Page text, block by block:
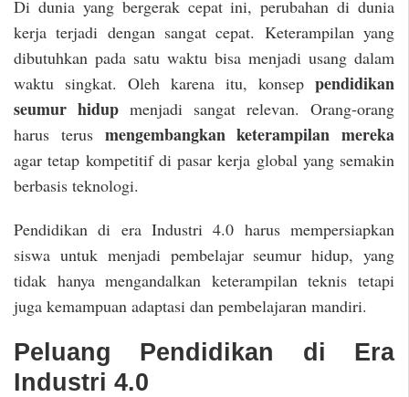
Di dunia yang bergerak cepat ini, perubahan di dunia
kerja terjadi dengan sangat cepat. Keterampilan yang
dibutuhkan pada satu waktu bisa menjadi usang dalam
waktu singkat. Oleh karena itu, konsep pendidikan
seumur hidup menjadi sangat relevan. Orang-orang
harus terus mengembangkan keterampilan mereka
agar tetap kompetitif di pasar kerja global yang semakin
berbasis teknologi.
Pendidikan di era Industri 4.0 harus mempersiapkan
siswa untuk menjadi pembelajar seumur hidup, yang
tidak hanya mengandalkan keterampilan teknis tetapi
juga kemampuan adaptasi dan pembelajaran mandiri.
Peluang Pendidikan di Era
Industri 4.0